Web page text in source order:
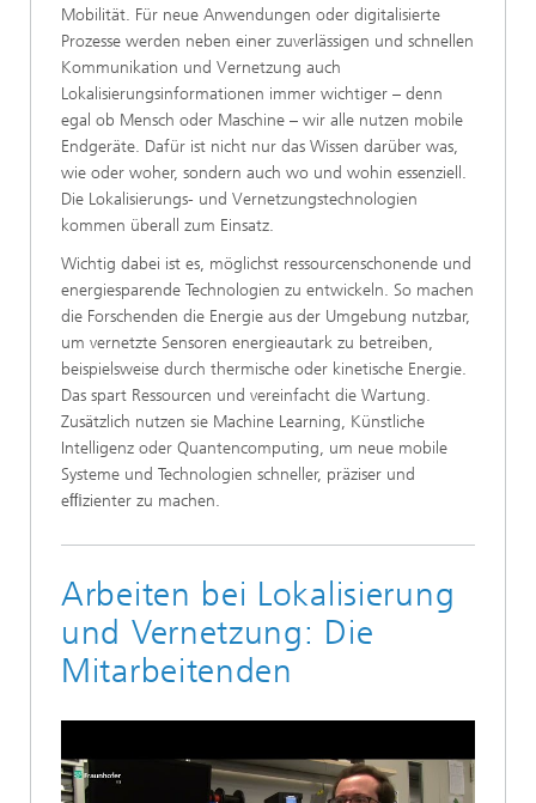
Mobilität. Für neue Anwendungen oder digitalisierte
Prozesse werden neben einer zuverlässigen und schnellen
Kommunikation und Vernetzung auch
Lokalisierungsinformationen immer wichtiger – denn
egal ob Mensch oder Maschine – wir alle nutzen mobile
Endgeräte. Dafür ist nicht nur das Wissen darüber was,
wie oder woher, sondern auch wo und wohin essenziell.
Die Lokalisierungs- und Vernetzungstechnologien
kommen überall zum Einsatz.
Wichtig dabei ist es, möglichst ressourcenschonende und
energiesparende Technologien zu entwickeln. So machen
die Forschenden die Energie aus der Umgebung nutzbar,
um vernetzte Sensoren energieautark zu betreiben,
beispielsweise durch thermische oder kinetische Energie.
Das spart Ressourcen und vereinfacht die Wartung.
Zusätzlich nutzen sie Machine Learning, Künstliche
Intelligenz oder Quantencomputing, um neue mobile
Systeme und Technologien schneller, präziser und
eﬃzienter zu machen.
Arbeiten bei Lokalisierung
und Vernetzung: Die
Mitarbeitenden